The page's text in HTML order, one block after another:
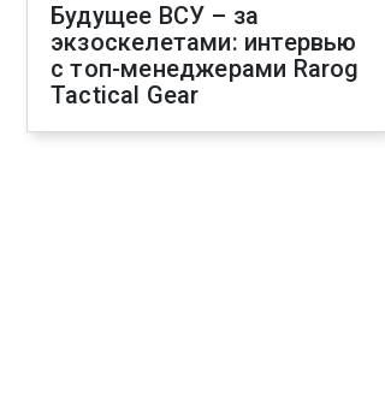
Будущее ВСУ – за
экзоскелетами: интервью
с топ-менеджерами Rarog
Tactical Gear